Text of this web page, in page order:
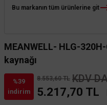
Bu markanın tüm ürünlerine git
MEANWELL- HLG-
kaynağı
%39
indirim
8.553,60 TL KDV
5.217,70 TL